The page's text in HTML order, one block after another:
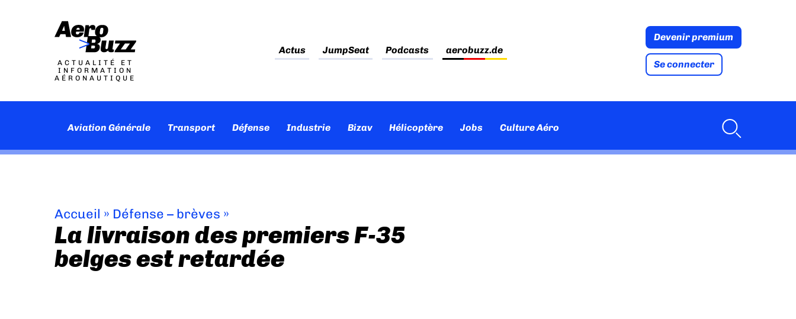
ACTUALITÉ ET
INFORMATION
AÉRONAUTIQUE
Actus JumpSeat Podcasts aerobuzz.de
Devenir premium
Se connecter
Aviation Générale Transport Défense Industrie Bizav Hélicoptère Jobs Culture Aéro
Accueil » Défense – brèves »
La livraison des premiers F-35
belges est retardée